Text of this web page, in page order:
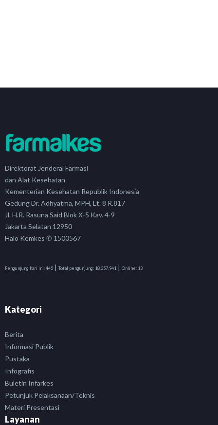
Direktorat Jenderal Farmasi
dan Alat Kesehatan
Kementerian Kesehatan Republik Indonesia
Gedung Dr. Adhyatma, MPH, Lt. 8 R.817
Jl. H.R. Rasuna Said Blok X-5 Kav. 4-9
Jakarta Selatan 12950
Halo Kemkes ✆ 1500567
Pengunjung hari ini:445 | Total pengunjung: 18,357,941 | Online: 13
Kategori
Berita
Informasi Publik
Pustaka
Infografis
Buletin Infarkes
Petunjuk Pelaksanaan/Teknis
Materi Presentasi
Layanan